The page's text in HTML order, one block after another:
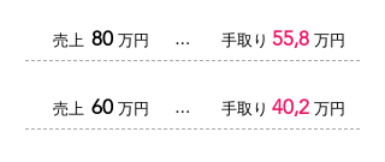
売上 80 万円 ​… 手取り 55,8 万円
売上 60 万円 ​… 手取り 40,2 万円